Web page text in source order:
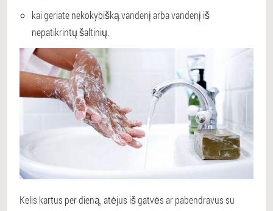
kai geriate nekokybišką vandenį arba vandenį iš
nepatikrintų šaltinių.
Kelis kartus per dieną, atėjus iš gatvės ar pabendravus su